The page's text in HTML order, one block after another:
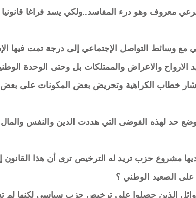
معروف وهو درء المفاسد..ولكي يسد فراغا
مع وسائط التواصل الإجتماعي إلى درجة تمت فيها
الارواح والاعراض والممتلكات بل وحتى الوحدة
خطاب الكراهية وتحريض بعض المكونات على
لوضع حد لهذه الفوضى التي هددت الدين والنفس
مشروع حزب تريد له الترخيص ترى أن هذا
على الصعيد الوطني ؟
اوائل الذين حصلوا على ترخيص حزب سياسي لكنها لم